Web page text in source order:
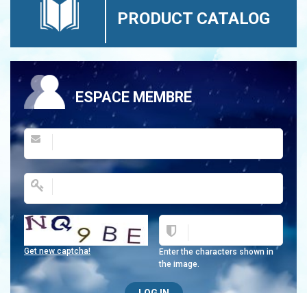
PRODUCT CATALOG
ESPACE MEMBRE
Enter the characters shown in
the image.
Get new captcha!